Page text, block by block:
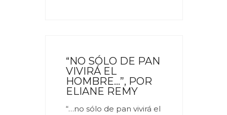
“NO SÓLO DE PAN
VIVIRÁ EL
HOMBRE…”, POR
ELIANE REMY
“…no sólo de pan vivirá el